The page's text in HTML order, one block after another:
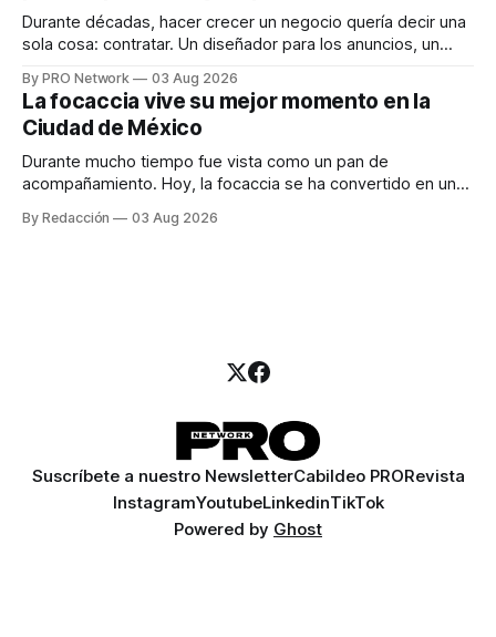
Durante décadas, hacer crecer un negocio quería decir una
sola cosa: contratar. Un diseñador para los anuncios, un
para los textos, alguien que supiera de publicidad digital
para encontrar prospectos, un vendedor para atender
llamadas y mensajes, y —con suerte— una persona
By PRO Network 03 Aug 2026
La focaccia vive su mejor momento en la
Ciudad de México
Durante mucho tiempo fue vista como un pan de
acompañamiento. Hoy, la focaccia se ha convertido en uno
artesanal, ingredientes de calidad y experiencias que
By Redacción 03 Aug 2026
Suscríbete a nuestro NewsletterCabildeo PRORevista
InstagramYoutubeLinkedinTikTok
Powered by Ghost